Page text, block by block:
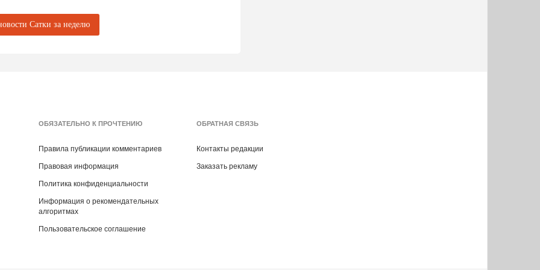
аккумуляторные болгарки, бокорезы для
грантового проекта «Дом лося Сохатка.
фонда природы.
Сатки за неделю
ОБЯЗАТЕЛЬНО К ПРОЧТЕНИЮ
Правила публикации комментариев
Правовая информация
Политика конфиденциальности
Информация о рекомендательных
алгоритмах
Пользовательское соглашение
ОБРАТНАЯ СВЯЗЬ
Контакты редакции
Заказать рекламу